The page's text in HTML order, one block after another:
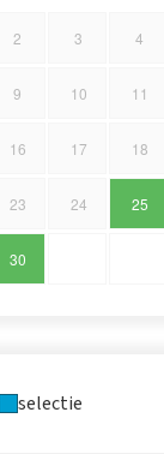
2 3 4
9 10 11
16 17 18
23 24 25
30
selectie